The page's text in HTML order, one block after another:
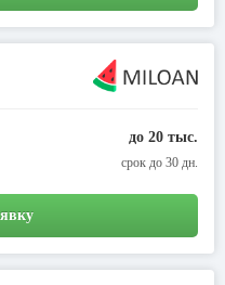
до 20 тыс.
срок до 30 дн.